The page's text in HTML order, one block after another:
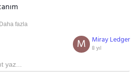
Daha fazla
Miray Ledger
8 yıl
M